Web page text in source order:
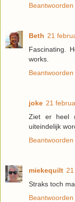
Beantwoorden
Beth 21
Fascinating.
works.
Beantwoorden
joke 21
Ziet er heel
uiteindelijk
Beantwoorden
miekequilt
Straks toch
Beantwoorden